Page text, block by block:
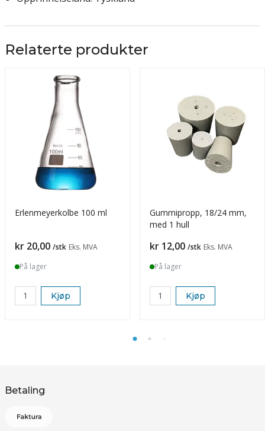
Relaterte produkter
Erlenmeyerkolbe 100 ml
Pris
kr 20,00 /stk Eks. MVA
På lager
Kjøp
Gummipropp, 18/24 mm,
med 1 hull
Pris
kr 12,00 /stk Eks. MVA
På lager
Kjøp
Betaling